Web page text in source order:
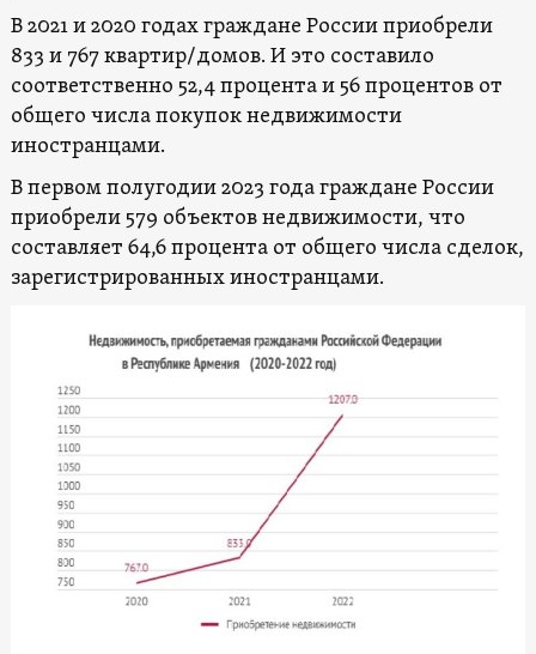
В 2021 и 2020 годах граждане России приобрели
833 и 767 квартир/домов. И это составило
соответственно 52,4 процента и 56 процентов от
общего числа покупок недвижимости
иностранцами.
В первом полугодии 2023 года граждане России
приобрели 579 объектов недвижимости, что
составляет 64,6 процента от общего числа сделок,
зарегистрированных иностранцами.